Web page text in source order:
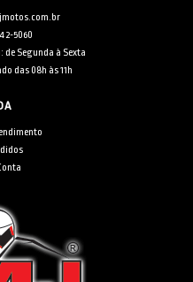
5060
Segunda à Sexta
das 08h às 11h